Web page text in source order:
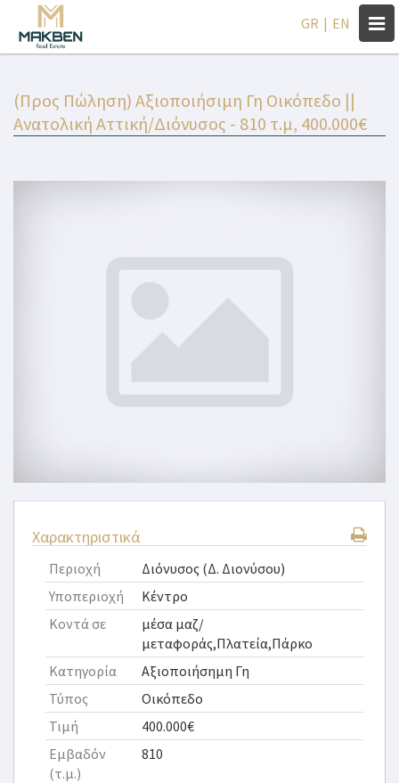
GR | EN
(Προς Πώληση) Αξιοποιήσιμη Γη Οικόπεδο ||
Ανατολική Αττική/Διόνυσος - 810 τ.μ, 400.000€
Χαρακτηριστικά
Περιοχή
Διόνυσος (Δ. Διονύσου)
Υποπεριοχή
Κέντρο
Κοντά σε
μέσα μαζ/
μεταφοράς,Πλατεία,Πάρκο
Κατηγορία
Αξιοποιήσημη Γη
Τύπος
Οικόπεδο
Τιμή
400.000€
Εμβαδόν
(τ.μ.)
810